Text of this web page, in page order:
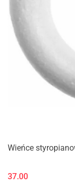
Wieńce
37.00